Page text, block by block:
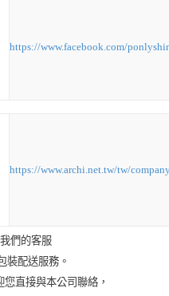
https://www.facebook.com/
https://www.archi.net.tw/tw/
們的客服
裝配送服務。
直接與本公司聯絡，